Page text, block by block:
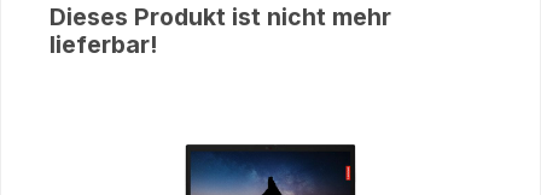
Dieses Produkt ist nicht mehr
lieferbar!